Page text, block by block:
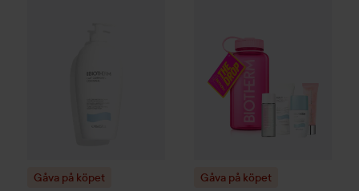
Gåva på köpet Gåva på köpet